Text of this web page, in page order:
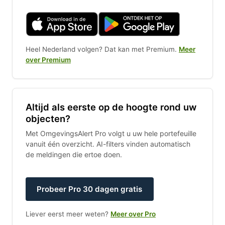
Heel Nederland volgen? Dat kan met Premium. Meer
over Premium
Altijd als eerste op de hoogte rond uw
objecten?
Met OmgevingsAlert Pro volgt u uw hele portefeuille
vanuit één overzicht. AI-filters vinden automatisch
de meldingen die ertoe doen.
Probeer Pro 30 dagen gratis
Liever eerst meer weten? Meer over Pro